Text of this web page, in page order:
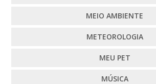
MEIO AMBIENTE
METEOROLOGIA
MEU PET
MÚSICA